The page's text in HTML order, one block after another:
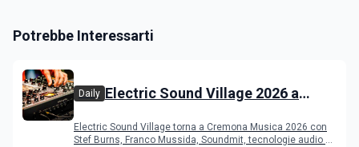
Potrebbe Interessarti
Daily Electric Sound Village 2026 a
Young Band Contest, il programma
Electric Sound Village torna a Cremona Musica 2026 con
Stef Burns, Franco Mussida, Soundmit, tecnologie audio e